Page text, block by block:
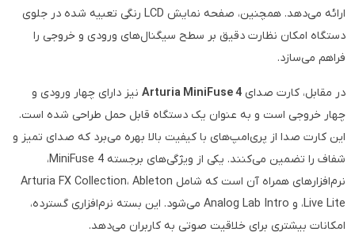
ارائه می‌دهد. همچنین، صفحه نمایش LCD رنگی تعبیه شده در جلوی
دستگاه امکان نظارت دقیق بر سطح سیگنال‌های ورودی و خروجی را
فراهم می‌سازد.
در مقابل، کارت صدای Arturia MiniFuse 4 نیز دارای چهار ورودی و
چهار خروجی است و به عنوان یک دستگاه قابل حمل طراحی شده است.
این کارت صدا از پری‌امپ‌های با کیفیت بالا بهره می‌برد که صدای تمیز و
شفاف را تضمین می‌کنند. یکی از ویژگی‌های برجسته MiniFuse 4،
نرم‌افزارهای همراه آن است که شامل Arturia FX Collection، Ableton
Live Lite، و Analog Lab Intro می‌شود. این بسته نرم‌افزاری گسترده،
امکانات بیشتری برای خلاقیت صوتی به کاربران می‌دهد.